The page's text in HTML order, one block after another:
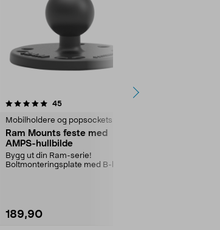
45anmeldelser
Mobilholdere og popsockets
Ram Mounts feste med
AMPS-hullbilde
Bygg ut din Ram-serie!
Boltmonteringsplate med B-kule.
189,90
4.5 av 5 stjerner